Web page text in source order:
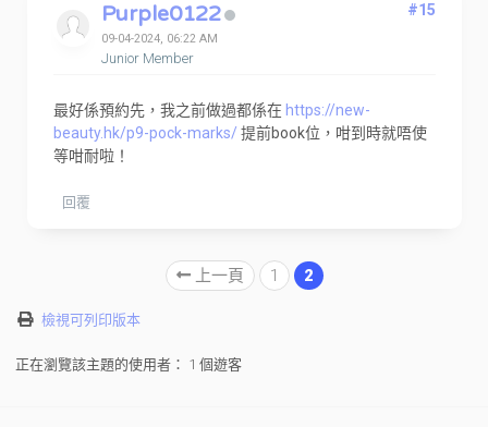
Purple0122
09-04-2024, 06:22 AM
Junior Member
#15
最好係預約先，我之前做過都係在 https://new-
beauty.hk/p9-pock-marks/ 提前book位，咁到時就唔使
等咁耐啦！
回覆
上一頁 1 2
檢視可列印版本
正在瀏覽該主題的使用者： 1 個遊客